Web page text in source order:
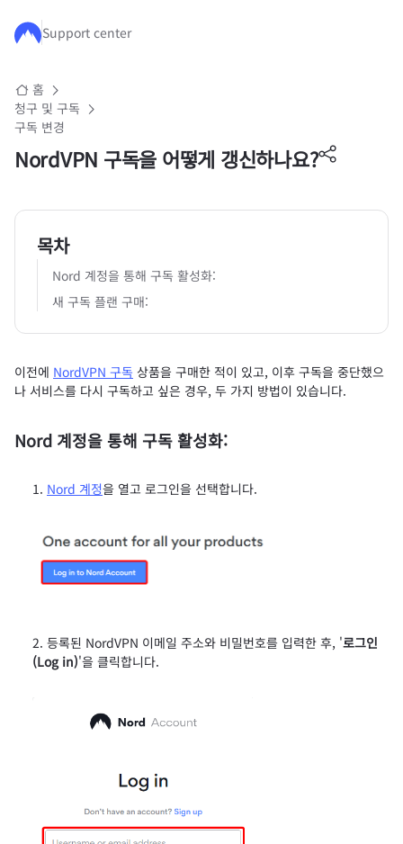
주요 콘텐츠로 건너뛰기
Support center
홈
청구 및 구독
구독 변경
NordVPN 구독을 어떻게 갱신하나요?
목차
Nord 계정을 통해 구독 활성화:
새 구독 플랜 구매:
이전에 NordVPN 구독 상품을 구매한 적이 있고, 이후 구독을 중단했으
나 서비스를 다시 구독하고 싶은 경우, 두 가지 방법이 있습니다.
Nord 계정을 통해 구독 활성화:
Nord 계정을 열고 로그인을 선택합니다.
등록된 NordVPN 이메일 주소와 비밀번호를 입력한 후, '로그인
(Log in)'을 클릭합니다.